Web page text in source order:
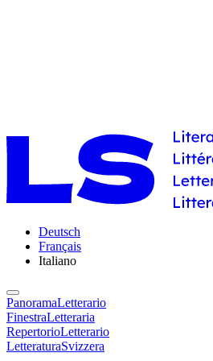
Deutsch
Français
Italiano
PanoramaLetterario
FinestraLetteraria
RepertorioLetterario
LetteraturaSvizzera